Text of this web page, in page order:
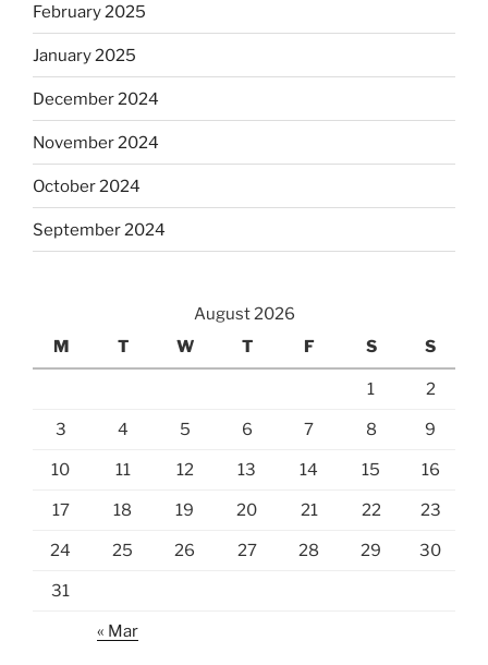
February 2025
January 2025
December 2024
November 2024
October 2024
September 2024
August 2026
M
T W T F S S
1 2
3 4 5 6 7 8 9
10 11 12 13 14 15 16
17 18 19 20 21 22 23
24 25 26 27 28 29 30
31
« Mar